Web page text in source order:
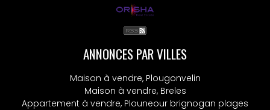
ANNONCES PAR VILLES
Maison à vendre, Plougonvelin
Maison à vendre, Breles
Appartement à vendre, Plouneour brignogan plages